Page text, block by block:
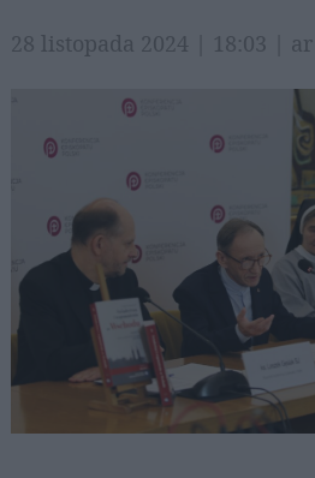
28 listopada 2024 | 18:03 |